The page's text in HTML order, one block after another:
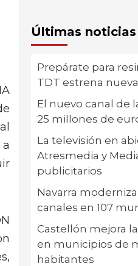
Últimas noticias
Prepárate para
TDT estrena
El nuevo canal de
25 millones de
La televisión en
Atresmedia y
publicitarios
Navarra
canales en 107
Castellón mejora
en municipios de
habitantes